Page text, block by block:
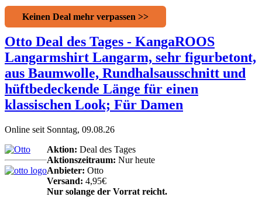
Keinen Deal mehr verpassen >>
Otto Deal des Tages - KangaROOS
Langarmshirt Langarm, sehr figurbetont,
aus Baumwolle, Rundhalsausschnitt und
hüftbedeckende Länge für einen
klassischen Look; Für Damen
Online seit Sonntag, 09.08.26
Aktion: Deal des Tages
Aktionszeitraum: Nur heute
Anbieter: Otto
Versand: 4,95€
Nur solange der Vorrat reicht.